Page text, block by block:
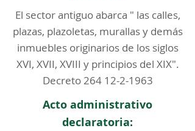
El sector antiguo abarca " las calles,
plazas, plazoletas, murallas y demás
inmuebles originarios de los siglos
XVI, XVII, XVIII y principios del XIX".
Decreto264 12-2-1963
Acto administrativo
declaratoria: